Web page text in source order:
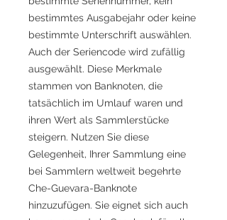
bestimmtes Ausgabejahr oder keine
bestimmte Unterschrift auswählen.
Auch der Seriencode wird zufällig
ausgewählt. Diese Merkmale
stammen von Banknoten, die
tatsächlich im Umlauf waren und
ihren Wert als Sammlerstücke
steigern. Nutzen Sie diese
Gelegenheit, Ihrer Sammlung eine
bei Sammlern weltweit begehrte
Che-Guevara-Banknote
hinzuzufügen. Sie eignet sich auch